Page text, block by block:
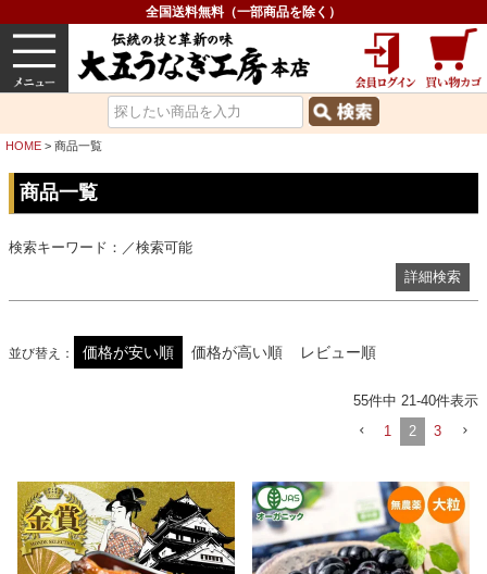
全国送料無料（一部商品を除く）
うなぎ 内祝い グルメ
HOME 商品一覧
商品一覧
検索キーワード：／検索可能
詳細検索
ギフト対応商品を探す（化粧箱付）
検索結果に在庫切れ商品を表示しない
並び順
価格が安い順
価格が高い順
レビュー順
キーワードヒット順
検索
並び替え 価格が安い順 価格が高い順 レビュー順
55件中 21-40件表示
1
2 3